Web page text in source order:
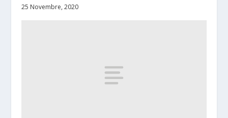
25 Novembre, 2020